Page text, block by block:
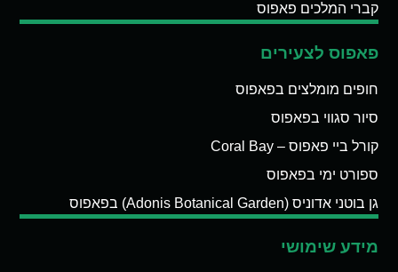
קברי המלכים פאפוס
פאפוס לצעירים
חופים מומלצים בפאפוס
סיור סגווי בפאפוס
קורל ביי פאפוס – Coral Bay
ספורט ימי בפאפוס
גן בוטני אדוניס (Adonis Botanical Garden) בפאפוס
מידע שימושי